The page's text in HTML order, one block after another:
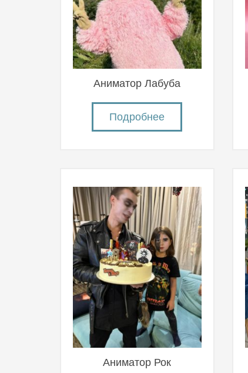
Аниматор Лабуба
Подробнее
Аниматор Рок